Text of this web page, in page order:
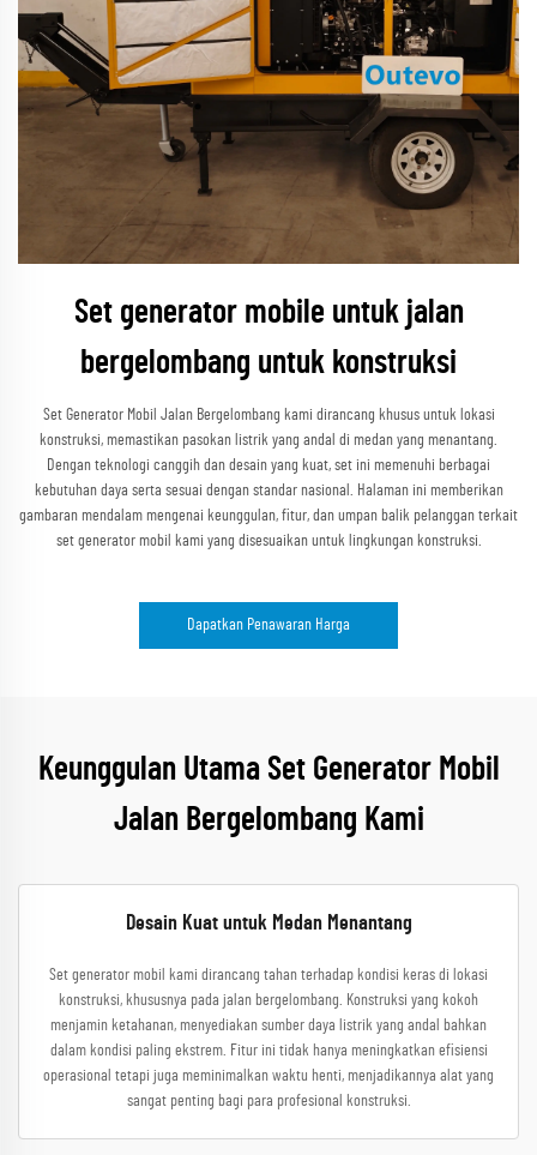
Set generator mobile untuk jalan
bergelombang untuk konstruksi
Set Generator Mobil Jalan Bergelombang kami dirancang khusus untuk lokasi
konstruksi, memastikan pasokan listrik yang andal di medan yang menantang.
Dengan teknologi canggih dan desain yang kuat, set ini memenuhi berbagai
kebutuhan daya serta sesuai dengan standar nasional. Halaman ini memberikan
gambaran mendalam mengenai keunggulan, fitur, dan umpan balik pelanggan terkait
set generator mobil kami yang disesuaikan untuk lingkungan konstruksi.
Dapatkan Penawaran Harga
Keunggulan Utama Set Generator Mobil
Jalan Bergelombang Kami
Desain Kuat untuk Medan Menantang
Set generator mobil kami dirancang tahan terhadap kondisi keras di lokasi
konstruksi, khususnya pada jalan bergelombang. Konstruksi yang kokoh
menjamin ketahanan, menyediakan sumber daya listrik yang andal bahkan
dalam kondisi paling ekstrem. Fitur ini tidak hanya meningkatkan efisiensi
operasional tetapi juga meminimalkan waktu henti, menjadikannya alat yang
sangat penting bagi para profesional konstruksi.